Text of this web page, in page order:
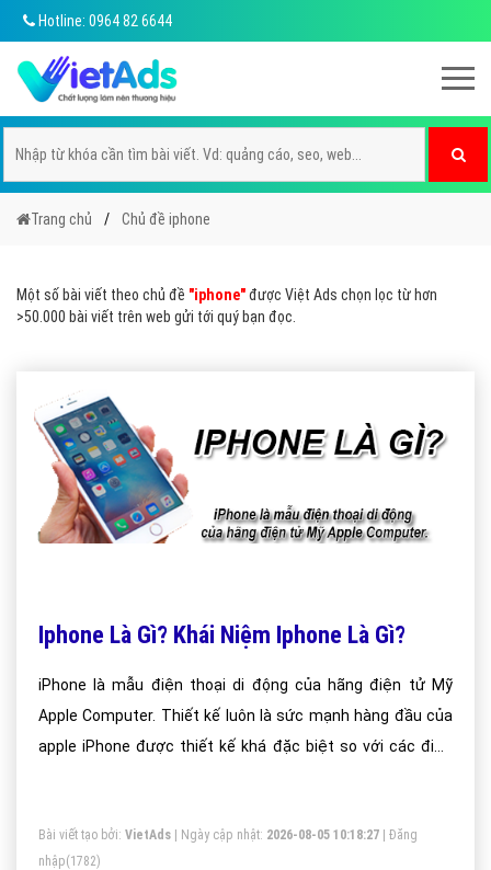
Hotline: 0964 82 6644
Trang chủ Chủ đề iphone
Một số bài viết theo chủ đề "iphone"được Việt Ads chọn lọc từ hơn
>50.000 bài viết trên web gửi tới quý bạn đọc.
Iphone Là Gì? Khái Niệm Iphone Là Gì?
iPhone là mẫu điện thoại di động của hãng điện tử Mỹ
Apple Computer. Thiết kế luôn là sức mạnh hàng đầu của
apple iPhone được thiết kế khá đặc biệt so với các điện
Bài viết tạo bởi: VietAds | Ngày cập nhật: 2026-08-05 10:18:27
Đăng
nhập(1782)